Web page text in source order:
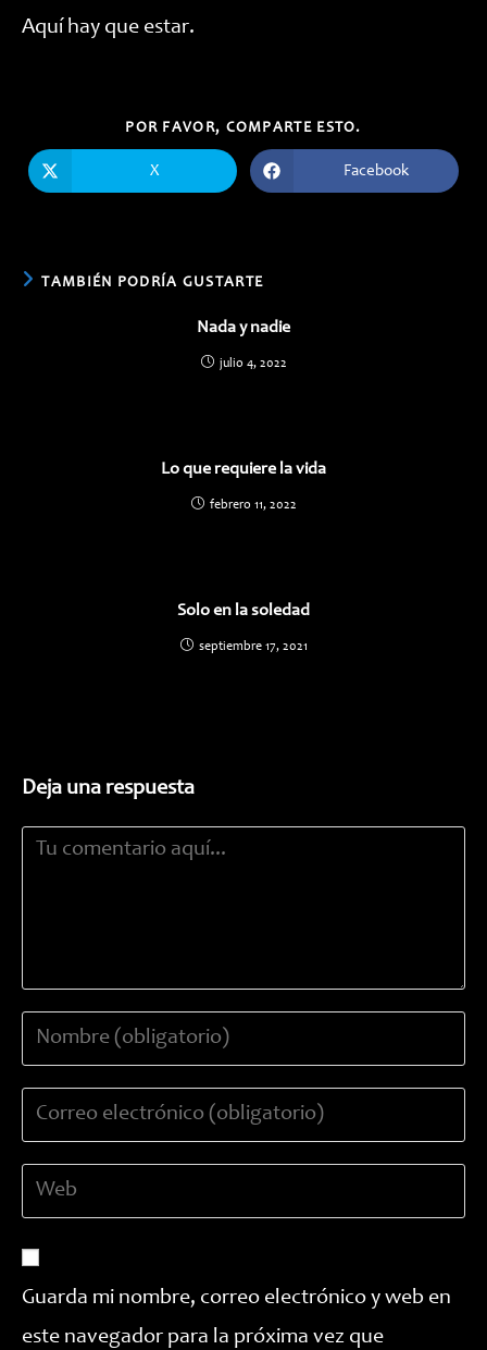
Aquí hay que estar.
POR FAVOR, COMPARTE ESTO.
CONTENIDO
abre
X
Se
abre
Facebook
TAMBIÉN PODRÍA GUSTARTE
Nada y nadie
julio 4, 2022
Lo que requiere la vida
febrero 11, 2022
Solo en la soledad
septiembre 17, 2021
Deja una respuesta
Comentario
usuario
para
de
para
comentar
(opcional)
Guarda mi nombre, correo electrónico y web en
este navegador para la próxima vez que